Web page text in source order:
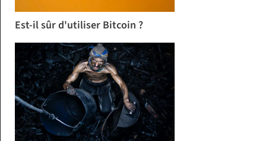
Est-il sûr d'utiliser Bitcoin ?